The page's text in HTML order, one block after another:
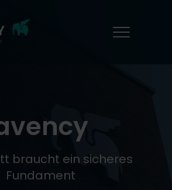
braucht ein sicheres
Fundament